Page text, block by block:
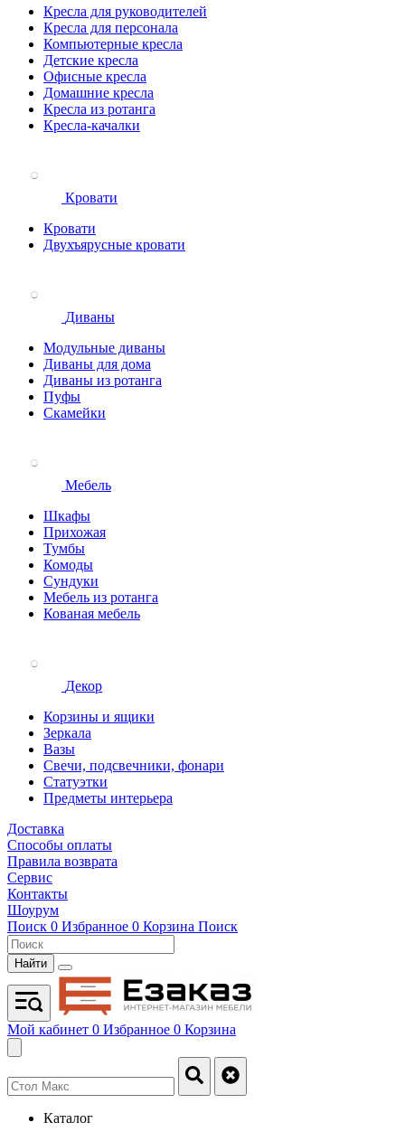
Кресла для руководителей
Кресла для персонала
Компьютерные кресла
Детские кресла
Офисные кресла
Домашние кресла
Кресла из ротанга
Кресла-качалки
Кровати
Кровати
Двухъярусные кровати
Диваны
Модульные диваны
Диваны для дома
Диваны из ротанга
Пуфы
Скамейки
Мебель
Шкафы
Прихожая
Тумбы
Комоды
Сундуки
Мебель из ротанга
Кованая мебель
Декор
Корзины и ящики
Зеркала
Вазы
Свечи, подсвечники, фонари
Статуэтки
Предметы интерьера
Доставка
Способы оплаты
Правила возврата
Сервис
Контакты
Шоурум
Поиск 0 Избранное 0 Корзина Поиск
Найти
Мой кабинет 0 Избранное 0 Корзина
Каталог